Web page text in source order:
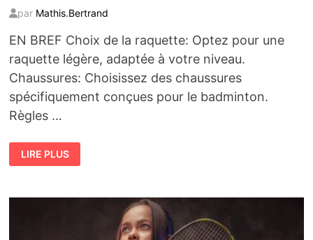
par Mathis.Bertrand
EN BREF Choix de la raquette: Optez pour une
raquette légère, adaptée à votre niveau.
Chaussures: Choisissez des chaussures
spécifiquement conçues pour le badminton.
Règles …
COMMENT
BIEN
DÉBUTER
:
LIRE PLUS